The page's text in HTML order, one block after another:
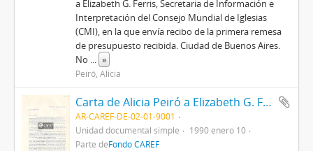
a Elizabeth G. Ferris, Secretaria de Información e
Interpretación del Consejo Mundial de Iglesias
(CMI), en la que envía recibo de la primera remesa
de presupuesto recibida. Ciudad de Buenos Aires.
No ... »
Peiró, Alicia
Carta de Alicia Peiró a Elizabeth G. Ferris
AR-CAREF-DE-02-01-9001
Unidad documental simple
1990 enero 10
Parte deFondo CAREF